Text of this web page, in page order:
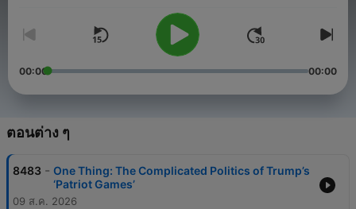
00:00 00:00
ตอนต่าง ๆ
8483 - One Thing: The Complicated Politics of Trump’s
‘Patriot Games’
09 ส.ค. 2026